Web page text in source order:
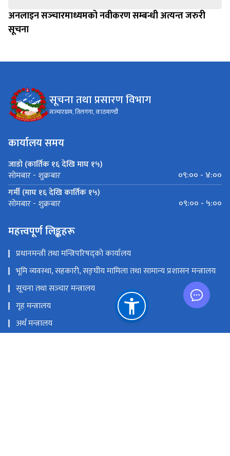
अनलाइन सञ्‍चारमाध्यमको नवीकरण सम्बन्धी अत्यन्त जरुरी
सूचना
सूचना तथा प्रसारण विभाग
सञ्‍चारग्राम, तिलगंगा, काठमाण्डौं
कार्यालय समय
जाडो (कार्तिक १६ देखि माघ १५)
सोमबार - शुक्रबार
०९:०० - ४:००
गर्मी (माघ १६ देखि कार्तिक १५)
सोमबार - शुक्रबार ०९:०० - ५:००
महत्त्वपूर्ण लिङ्कहरू
प्रधानमन्त्री तथा मन्त्रिपरिषद्को कार्यालय
भूमि व्यवस्था, सहकारी, सङ्‍घीय मामिला तथा सामान्य प्रशासन मन्त्रालय
सूचना तथा सञ्‍चार मन्त्रालय
गृह मन्त्रालय
अर्थ मन्त्रालय